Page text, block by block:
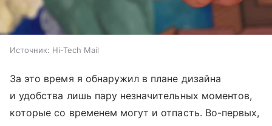
Источник: Hi-Tech Mail
За это время я обнаружил в плане дизайна
и удобства лишь пару незначительных моментов,
которые со временем могут и отпасть. Во-первых,